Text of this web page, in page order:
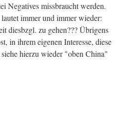
Negatives missbraucht werden.
immer und immer wieder:
diesbzgl. zu gehen??? Übrigens
in ihrem eigenen Interesse, diese
hierzu wieder "oben China"